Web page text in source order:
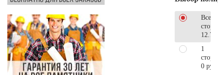
Все
1
0 руб.